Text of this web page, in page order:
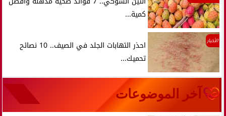
كمية...
الأخبار
احذر التهابات الجلد في الصيف.. 10 نصائح
تحميك...
آخر الموضوعات